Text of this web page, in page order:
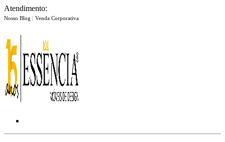
Atendimento:
Nosso Blog | Venda Corporativa